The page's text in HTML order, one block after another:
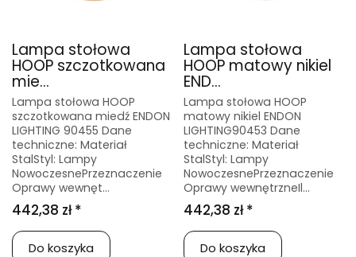
Lampa stołowa
HOOP szczotkowana
mie...
Lampa stołowa HOOP
szczotkowana miedź ENDON
LIGHTING 90455 Dane
techniczne: Materiał
StalStyl: Lampy
NowoczesnePrzeznaczenie
Oprawy wewnęt...
442,38 zł *
Do koszyka
Lampa stołowa
HOOP matowy nikiel
END...
Lampa stołowa HOOP
matowy nikiel ENDON
LIGHTING90453 Dane
techniczne: Materiał
StalStyl: Lampy
NowoczesnePrzeznaczenie
Oprawy wewnętrzneIl...
442,38 zł *
Do koszyka